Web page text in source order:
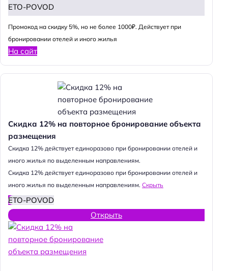
ETO-POVOD
Промокод на скидку 5%, но не более 1000₽. Действует при
бронировании отелей и иного жилья
На сайт
Скидка 12% на повторное бронирование объекта
размещения
Cкидка 12% действует единоразово при бронировании отелей и
иного жилья по выделенным направлениям.
Cкидка 12% действует единоразово при бронировании отелей и
иного жилья по выделенным направлениям. Скрыть
ETO-POVOD
Открыть